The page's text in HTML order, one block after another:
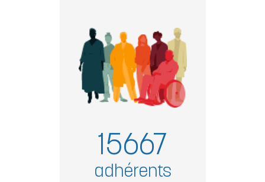
15667
adhérents